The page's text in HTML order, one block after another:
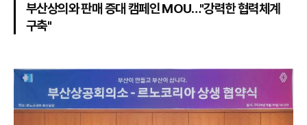
부산상의와 판매 증대 캠페인 MOU…"강력한 협력체계
구축"